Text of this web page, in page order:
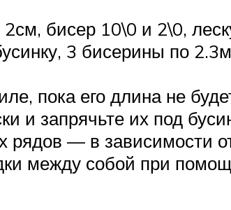
бисер 10\0 и 2\0,
3 бисерины по
пока его длина не
и запрячьте их под
рядов — в зависимости
между собой при